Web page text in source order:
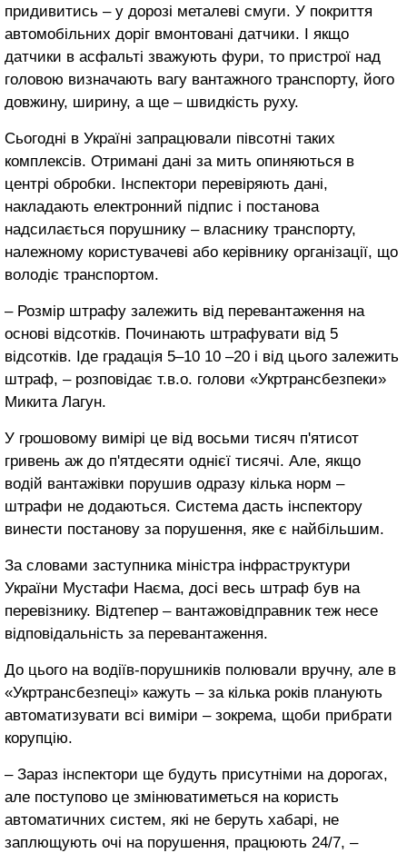
придивитись – у дорозі металеві смуги. У покриття
автомобільних доріг вмонтовані датчики. І якщо
датчики в асфальті зважують фури, то пристрої над
головою визначають вагу вантажного транспорту, його
довжину, ширину, а ще – швидкість руху.
Сьогодні в Україні запрацювали півсотні таких
комплексів. Отримані дані за мить опиняються в
центрі обробки. Інспектори перевіряють дані,
накладають електронний підпис і постанова
надсилається порушнику – власнику транспорту,
належному користувачеві або керівнику організації, що
володіє транспортом.
– Розмір штрафу залежить від перевантаження на
основі відсотків. Починають штрафувати від 5
відсотків. Іде градація 5–10 10 –20 і від цього залежить
штраф, – розповідає т.в.о. голови «Укртрансбезпеки»
Микита Лагун.
У грошовому вимірі це від восьми тисяч п'ятисот
гривень аж до п'ятдесяти однієї тисячі. Але, якщо
водій вантажівки порушив одразу кілька норм –
штрафи не додаються. Система дасть інспектору
винести постанову за порушення, яке є найбільшим.
За словами заступника міністра інфраструктури
України Мустафи Наєма, досі весь штраф був на
перевізнику. Відтепер – вантажовідправник теж несе
відповідальність за перевантаження.
До цього на водіїв-порушників полювали вручну, але в
«Укртрансбезпеці» кажуть – за кілька років планують
автоматизувати всі виміри – зокрема, щоби прибрати
корупцію.
– Зараз інспектори ще будуть присутніми на дорогах,
але поступово це змінюватиметься на користь
автоматичних систем, які не беруть хабарі, не
заплющують очі на порушення, працюють 24/7, –